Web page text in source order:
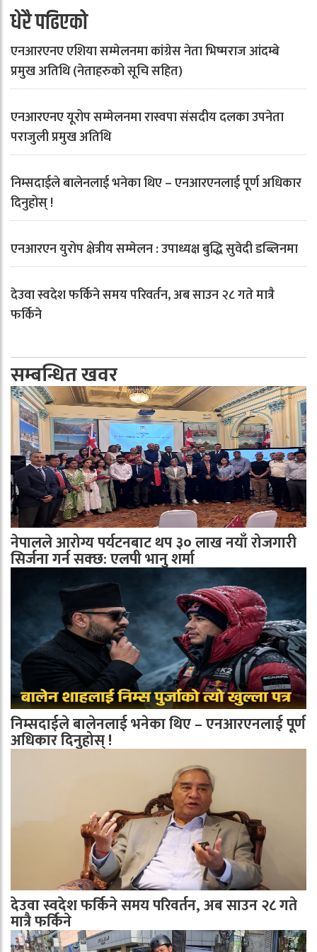
धेरै पढिएको
एनआरएनए एशिया सम्मेलनमा कांग्रेस नेता भिष्मराज आंदम्बे
प्रमुख अतिथि (नेताहरुको सूचि सहित)
एनआरएनए यूरोप सम्मेलनमा रास्वपा संसदीय दलका उपनेता
पराजुली प्रमुख अतिथि
निम्सदाईले बालेनलाई भनेका थिए – एनआरएनलाई पूर्ण अधिकार
दिनुहोस् !
एनआरएन युरोप क्षेत्रीय सम्मेलन : उपाध्यक्ष बुद्धि सुवेदी डब्लिनमा
देउवा स्वदेश फर्किने समय परिवर्तन, अब साउन २८ गते मात्रै
फर्किने
सम्बन्धित खवर
नेपालले आरोग्य पर्यटनबाट थप ३० लाख नयाँ रोजगारी
सिर्जना गर्न सक्छ: एलपी भानु शर्मा
निम्सदाईले बालेनलाई भनेका थिए – एनआरएनलाई पूर्ण
अधिकार दिनुहोस् !
देउवा स्वदेश फर्किने समय परिवर्तन, अब साउन २८ गते
मात्रै फर्किने